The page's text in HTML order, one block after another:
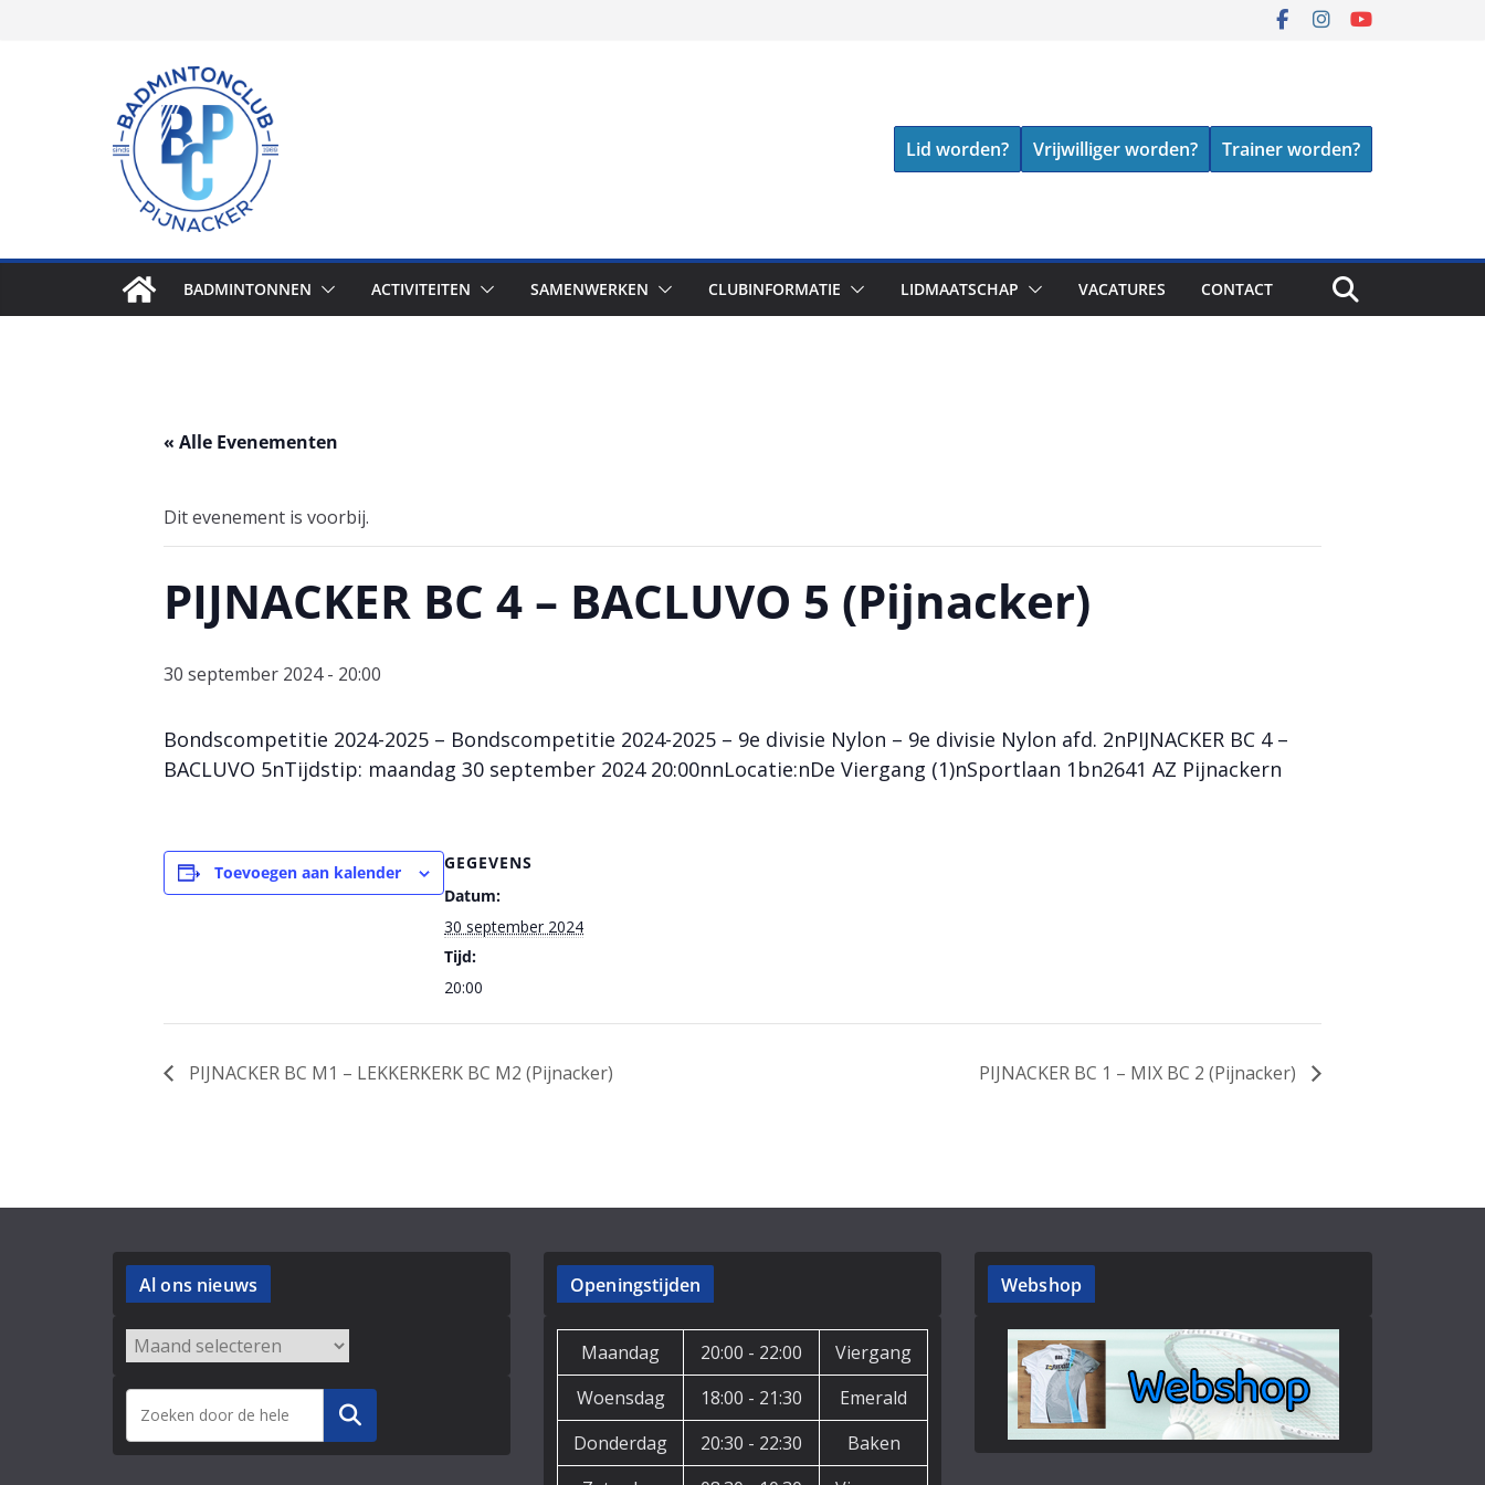
Lid worden? Vrijwilliger worden? Trainer worden?
BADMINTONNEN ACTIVITEITEN SAMENWERKEN CLUBINFORMATIE LIDMAATSCHAP VACATURES CONTACT
« Alle Evenementen
Dit evenement is voorbij.
PIJNACKER BC 4 – BACLUVO 5 (Pijnacker)
30 september 2024 - 20:00
Bondscompetitie 2024-2025 – Bondscompetitie 2024-2025 – 9e divisie Nylon – 9e divisie Nylon afd. 2nPIJNACKER BC 4 –
BACLUVO 5nTijdstip: maandag 30 september 2024 20:00nnLocatie:nDe Viergang (1)nSportlaan 1bn2641 AZ Pijnackern
Toevoegen aan kalender
GEGEVENS
Datum:
30 september 2024
Tijd:
20:00
PIJNACKER BC M1 – LEKKERKERK BC M2 (Pijnacker) PIJNACKER BC 1 – MIX BC 2 (Pijnacker)
Al ons nieuws
Archieven
Zoeken
Openingstijden
Maandag 20:00 - 22:00
Viergang
Woensdag
18:00 - 21:30
Emerald
Donderdag
20:30 - 22:30
Baken
Webshop